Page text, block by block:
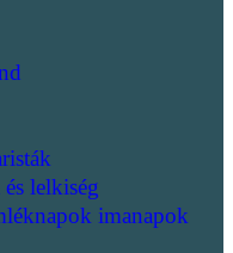
lelkiség
imanapok